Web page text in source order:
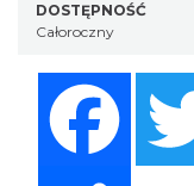
DOSTĘPNOŚĆ
Całoroczny